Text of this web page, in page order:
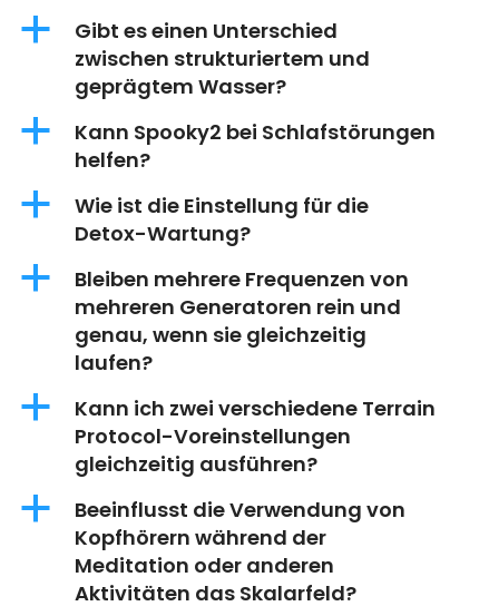
a
Gibt es einen Unterschied
zwischen strukturiertem und
geprägtem Wasser?
a
Kann Spooky2 bei Schlafstörungen
helfen?
a
Wie ist die Einstellung für die
Detox-Wartung?
a
Bleiben mehrere Frequenzen von
mehreren Generatoren rein und
genau, wenn sie gleichzeitig
laufen?
a
Kann ich zwei verschiedene Terrain
Protocol-Voreinstellungen
gleichzeitig ausführen?
a
Beeinflusst die Verwendung von
Kopfhörern während der
Meditation oder anderen
Aktivitäten das Skalarfeld?